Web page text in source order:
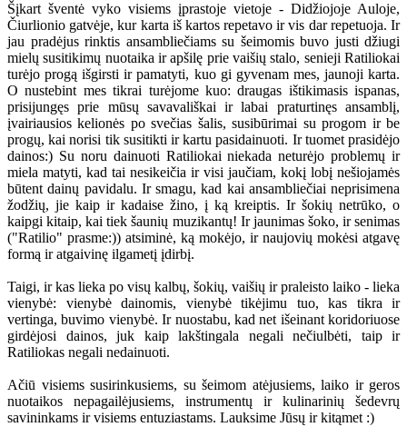
Šįkart šventė vyko visiems įprastoje vietoje - Didžiojoje Auloje,
Čiurlionio gatvėje, kur karta iš kartos repetavo ir vis dar repetuoja. Ir
jau pradėjus rinktis ansambliečiams su šeimomis buvo justi džiugi
mielų susitikimų nuotaika ir apšilę prie vaišių stalo, senieji Ratiliokai
turėjo progą išgirsti ir pamatyti, kuo gi gyvenam mes, jaunoji karta.
O nustebint mes tikrai turėjome kuo: draugas ištikimasis ispanas,
prisijungęs prie mūsų savavališkai ir labai praturtinęs ansamblį,
įvairiausios kelionės po svečias šalis, susibūrimai su progom ir be
progų, kai norisi tik susitikti ir kartu pasidainuoti. Ir tuomet prasidėjo
dainos:) Su noru dainuoti Ratiliokai niekada neturėjo problemų ir
miela matyti, kad tai nesikeičia ir visi jaučiam, kokį lobį nešiojamės
būtent dainų pavidalu. Ir smagu, kad kai ansambliečiai neprisimena
žodžių, jie kaip ir kadaise žino, į ką kreiptis. Ir šokių netrūko, o
kaipgi kitaip, kai tiek šaunių muzikantų! Ir jaunimas šoko, ir senimas
("Ratilio" prasme:)) atsiminė, ką mokėjo, ir naujovių mokėsi atgavę
formą ir atgaivinę ilgametį įdirbį.
Taigi, ir kas lieka po visų kalbų, šokių, vaišių ir praleisto laiko - lieka
vienybė: vienybė dainomis, vienybė tikėjimu tuo, kas tikra ir
vertinga, buvimo vienybė. Ir nuostabu, kad net išeinant koridoriuose
girdėjosi dainos, juk kaip lakštingala negali nečiulbėti, taip ir
Ratiliokas negali nedainuoti.
Ačiū visiems susirinkusiems, su šeimom atėjusiems, laiko ir geros
nuotaikos nepagailėjusiems, instrumentų ir kulinarinių šedevrų
savininkams ir visiems entuziastams. Lauksime Jūsų ir kitąmet :)